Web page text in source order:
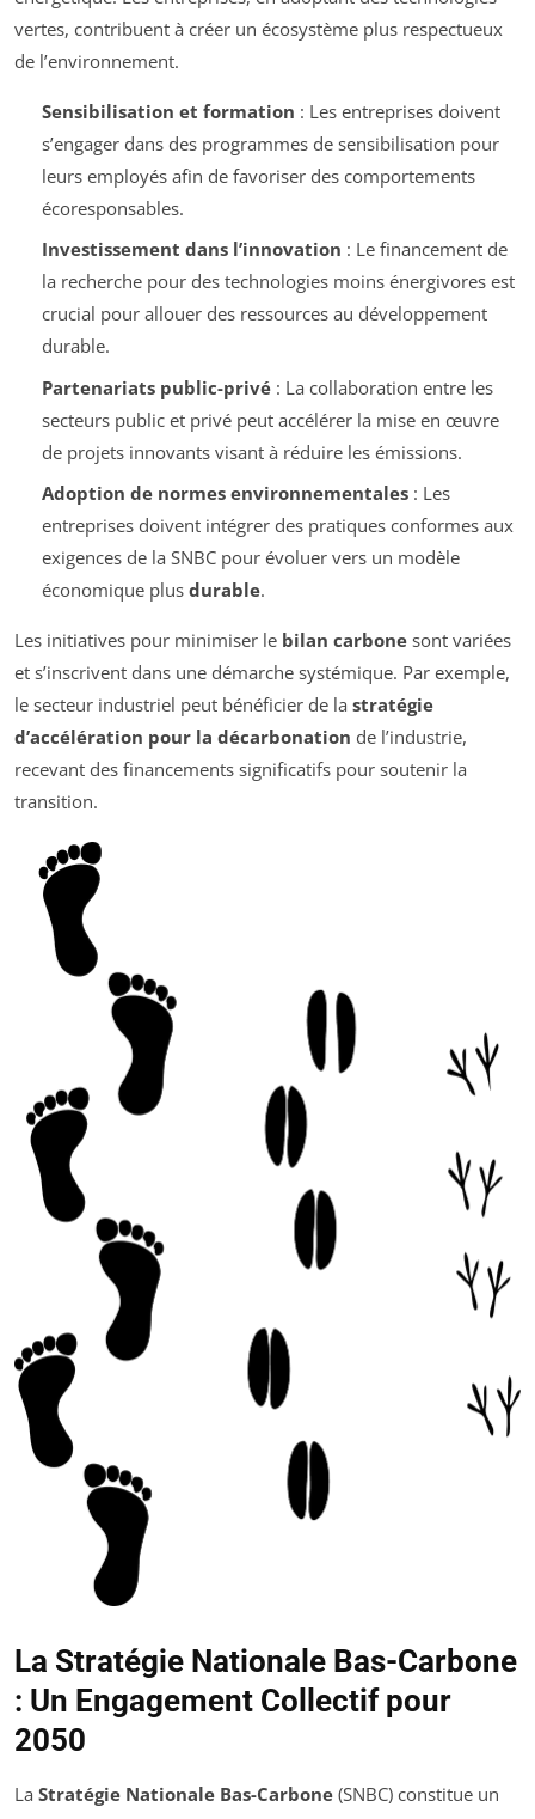
vertes, contribuent à créer un écosystème plus respectueux
de l’environnement.
Sensibilisation et formation : Les entreprises doivent
s’engager dans des programmes de sensibilisation pour
leurs employés afin de favoriser des comportements
écoresponsables.
Investissement dans l’innovation : Le financement de
la recherche pour des technologies moins énergivores est
crucial pour allouer des ressources au développement
durable.
Partenariats public-privé: La collaboration entre les
secteurs public et privé peut accélérer la mise en œuvre
de projets innovants visant à réduire les émissions.
Adoption de normes environnementales: Les
entreprises doivent intégrer des pratiques conformes aux
exigences de la SNBC pour évoluer vers un modèle
économique plus durable.
Les initiatives pour minimiser le bilan carbone sont variées
et s’inscrivent dans une démarche systémique. Par exemple,
le secteur industriel peut bénéficier de la stratégie
d’accélération pour la décarbonation de l’industrie,
recevant des financements significatifs pour soutenir la
transition.
La Stratégie Nationale Bas-Carbone
: Un Engagement Collectif pour
2050
La Stratégie Nationale Bas-Carbone (SNBC) constitue un